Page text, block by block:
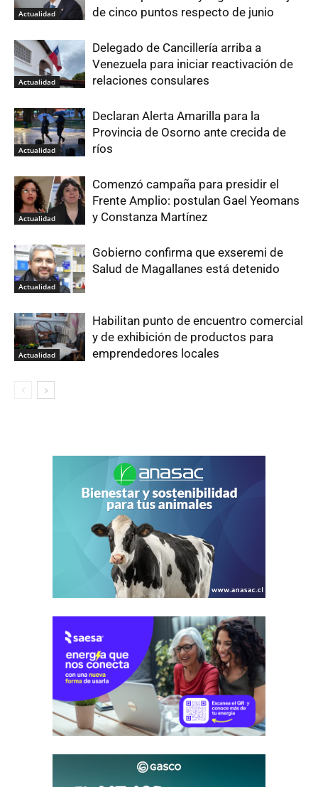
Actualidad
de cinco puntos respecto de junio
Actualidad
Delegado de Cancillería arriba a
Venezuela para iniciar reactivación de
relaciones consulares
Actualidad
Declaran Alerta Amarilla para la
Provincia de Osorno ante crecida de
ríos
Actualidad
Comenzó campaña para presidir el
Frente Amplio: postulan Gael Yeomans
y Constanza Martínez
Actualidad
Gobierno confirma que exseremi de
Salud de Magallanes está detenido
Actualidad
Habilitan punto de encuentro comercial
y de exhibición de productos para
emprendedores locales